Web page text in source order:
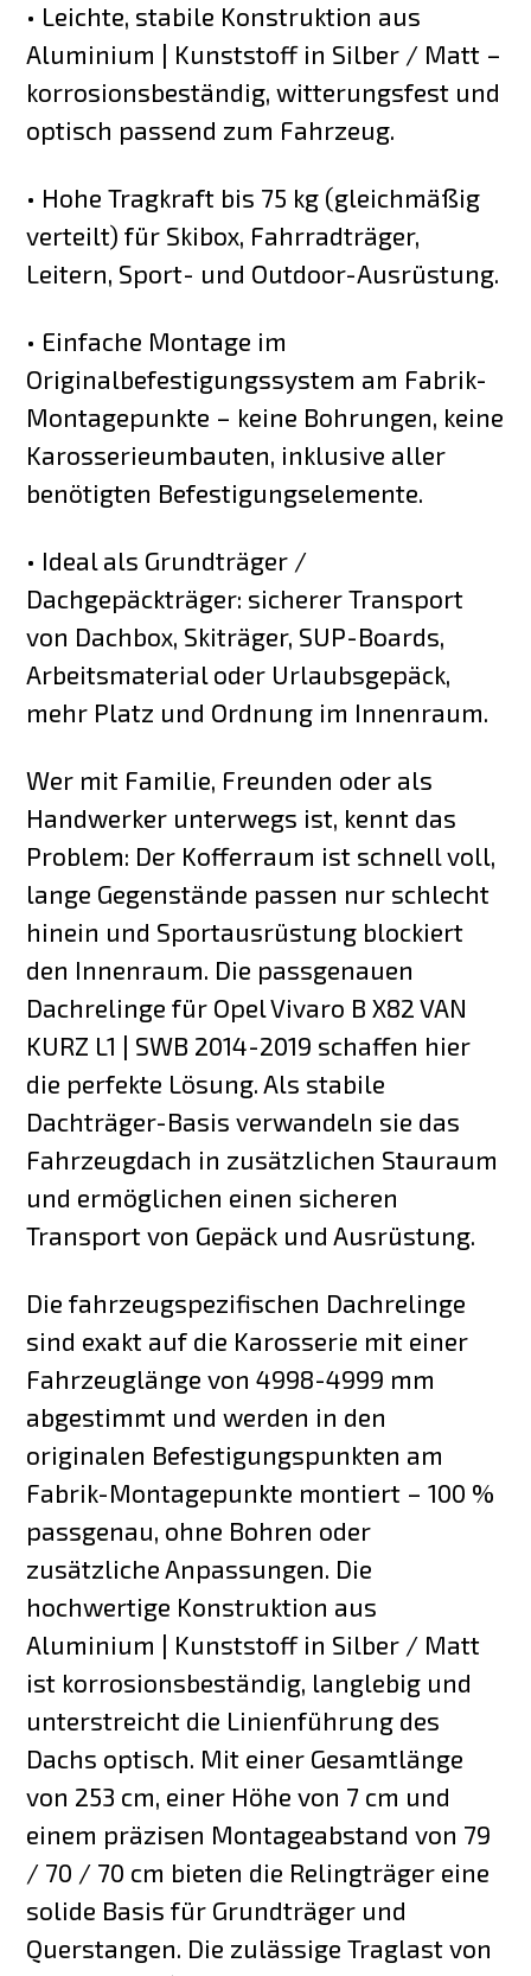
• Leichte, stabile Konstruktion aus
Aluminium | Kunststoff in Silber / Matt –
korrosionsbeständig, witterungsfest und
optisch passend zum Fahrzeug.
• Hohe Tragkraft bis 75 kg (gleichmäßig
verteilt) für Skibox, Fahrradträger,
Leitern, Sport- und Outdoor-Ausrüstung.
• Einfache Montage im
Originalbefestigungssystem am Fabrik-
Montagepunkte – keine Bohrungen, keine
Karosserieumbauten, inklusive aller
benötigten Befestigungselemente.
• Ideal als Grundträger /
Dachgepäckträger: sicherer Transport
von Dachbox, Skiträger, SUP-Boards,
Arbeitsmaterial oder Urlaubsgepäck,
mehr Platz und Ordnung im Innenraum.
Wer mit Familie, Freunden oder als
Handwerker unterwegs ist, kennt das
Problem: Der Kofferraum ist schnell voll,
lange Gegenstände passen nur schlecht
hinein und Sportausrüstung blockiert
den Innenraum. Die passgenauen
Dachrelinge für Opel Vivaro B X82 VAN
KURZ L1 | SWB 2014-2019 schaffen hier
die perfekte Lösung. Als stabile
Dachträger-Basis verwandeln sie das
Fahrzeugdach in zusätzlichen Stauraum
und ermöglichen einen sicheren
Transport von Gepäck und Ausrüstung.
Die fahrzeugspezifischen Dachrelinge
sind exakt auf die Karosserie mit einer
Fahrzeuglänge von 4998-4999 mm
abgestimmt und werden in den
originalen Befestigungspunkten am
Fabrik-Montagepunkte montiert – 100 %
passgenau, ohne Bohren oder
zusätzliche Anpassungen. Die
hochwertige Konstruktion aus
Aluminium | Kunststoff in Silber / Matt
ist korrosionsbeständig, langlebig und
unterstreicht die Linienführung des
Dachs optisch. Mit einer Gesamtlänge
von 253 cm, einer Höhe von 7 cm und
einem präzisen Montageabstand von 79
/ 70 / 70 cm bieten die Relingträger eine
solide Basis für Grundträger und
Querstangen. Die zulässige Traglast von